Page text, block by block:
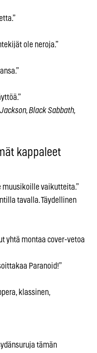
ole neroja.”
Black Sabbath,
kappaleet
muusikoille vaikutteita.”
tavalla. Täydellinen
yhtä montaa cover-vetoa
Paranoid!”
klassinen,
tämän